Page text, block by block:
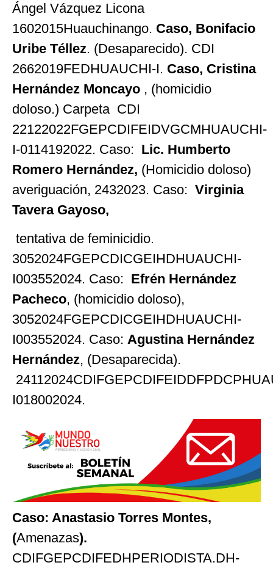
Ángel Vázquez Licona
1602015Huauchinango. Caso, Bonifacio
Uribe Téllez. (Desaparecido). CDI
2662019FEDHUAUCHI-I. Caso, Cristina
Hernández Moncayo , (homicidio
doloso.) Carpeta CDI
22122022FGEPCDIFEIDVGCMHUAUCHI-
I-0114192022. Caso: Lic. Humberto
Romero Hernández, (Homicidio doloso)
averiguación, 2432023. Caso: Virginia
Tavera Gayoso,
tentativa de feminicidio.
3052024FGEPCDICGEIHDHUAUCHI-
I003552024. Caso: Efrén Hernández
Pacheco, (homicidio doloso),
3052024FGEPCDICGEIHDHUAUCHI-
I003552024. Caso: Agustina Hernández
Hernández, (Desaparecida).
I018002024.
Caso: Anastasio Torres Montes,
(Amenazas).
CDIFGEPCDIFEDHPERIODISTA.DH-